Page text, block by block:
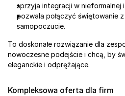
sprzyja integracji w nieformalnej
pozwala połączyć świętowanie
samopoczucie.
To doskonałe rozwiązanie dla
nowoczesne podejście i chcą, by
eleganckie i odprężające.
Kompleksowa oferta dla firm